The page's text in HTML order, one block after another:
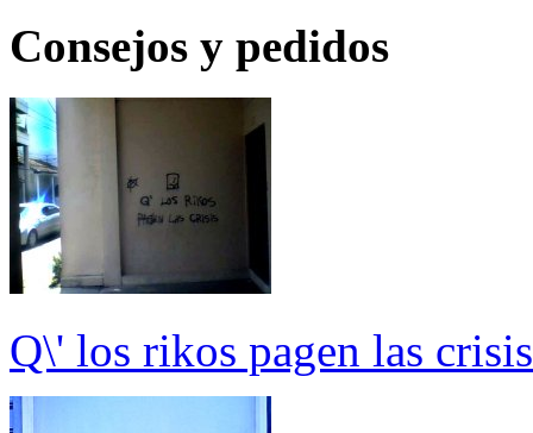
Consejos y pedidos
Q\' los rikos pagen las crisis